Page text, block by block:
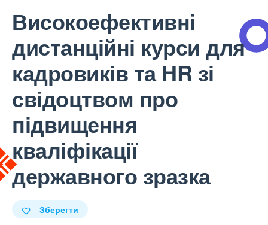
Високоефективні
дистанційні курси для
кадровиків та HR зі
свідоцтвом про
підвищення
кваліфікації
державного зразка
Зберегти